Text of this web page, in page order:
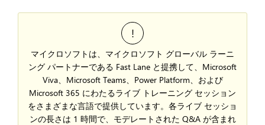
マイクロソフトは、マイクロソフト グローバル ラーニ
ング パートナーである Fast Lane と提携して、Microsoft
Viva、Microsoft Teams、Power Platform、および
Microsoft 365 にわたるライブ トレーニング セッション
をさまざまな言語で提供しています。各ライブ セッショ
ンの長さは 1 時間で、モデレートされた Q&A が含まれ